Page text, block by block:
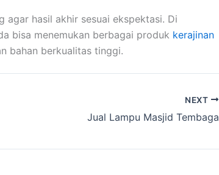
agar hasil akhir sesuai ekspektasi. Di
bisa menemukan berbagai produk kerajinan
bahan berkualitas tinggi.
NEXT
Jual Lampu Masjid Tembaga